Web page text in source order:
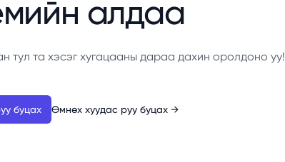
алдаа
тул та хэсэг хугацааны дараа дахин оролдоно уу!
буцах Өмнөх хуудас руу буцах →